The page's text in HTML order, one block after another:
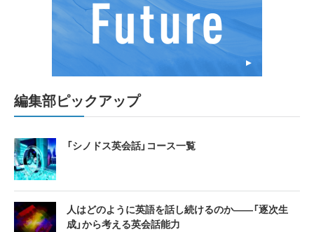
編集部ピックアップ
「シノドス英会話」コース一覧
人はどのように英語を話し続けるのか――「逐次生
成」から考える英会話能力